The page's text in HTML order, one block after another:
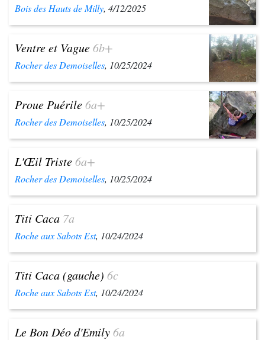
Bois des Hauts de Milly, 4/12/2025
Ventre et Vague6b+
Rocher des Demoiselles, 10/25/2024
Proue Puérile6a+
Rocher des Demoiselles, 10/25/2024
L'Œil Triste6a+
Rocher des Demoiselles, 10/25/2024
Titi Caca 7a
Roche aux Sabots Est, 10/24/2024
Titi Caca (gauche) 6c
Roche aux Sabots Est, 10/24/2024
Le Bon Déo d'Emily6a